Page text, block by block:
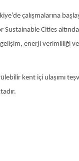
çalışmalarına
Cities
enerji verimliliği
kent içi ulaşımı